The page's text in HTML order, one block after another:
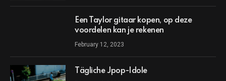
Een Taylor gitaar kopen, op deze
voordelen kan je rekenen
February 12, 2023
Tägliche Jpop-Idole